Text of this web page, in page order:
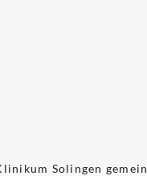
Solingen